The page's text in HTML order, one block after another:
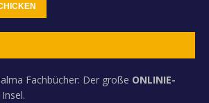
Fachbücher: Der große ONLINIE-